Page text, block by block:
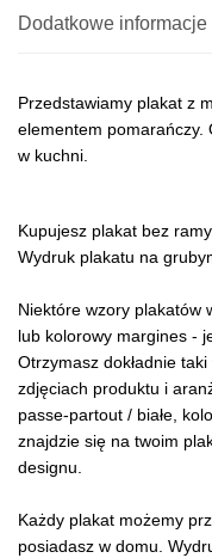
Dodatkowe informacje
Przedstawiamy plakat z
elementem pomarańczy.
w kuchni.
Kupujesz plakat bez
Wydruk plakatu na
Niektóre wzory plakatów
lub kolorowy margines -
Otrzymasz dokładnie
zdjęciach produktu i
passe-partout / białe,
znajdzie się na twoim
designu.
Każdy plakat możemy
posiadasz w domu.